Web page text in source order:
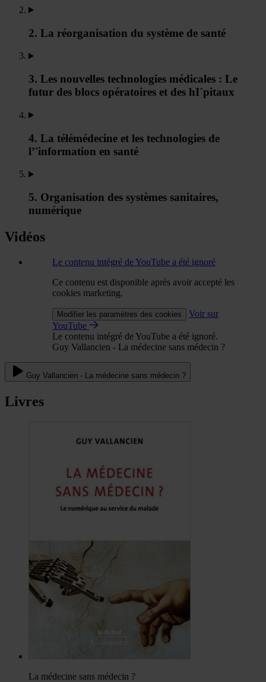
2. La réorganisation du système de santé
3. Les nouvelles technologies médicales : Le
futur des blocs opératoires et des hI´pitaux
4. La télémédecine et les technologies de
l’'information en santé
5. Organisation des systèmes sanitaires,
numérique
Vidéos
Le contenu intégré de YouTube a été ignoré
Ce contenu est disponible après avoir accepté les
cookies marketing.
Modifier les paramètres des cookies
Voir sur
YouTube
Le contenu intégré de YouTube a été ignoré.
Guy Vallancien - La médecine sans médecin ?
Guy Vallancien - La médecine sans médecin ?
Livres
La médecine sans médecin ?